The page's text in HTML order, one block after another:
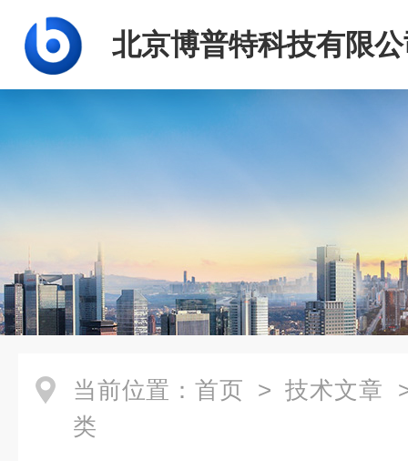
北京博普特科技有限
当前位置： 首页 > 技术文章
类